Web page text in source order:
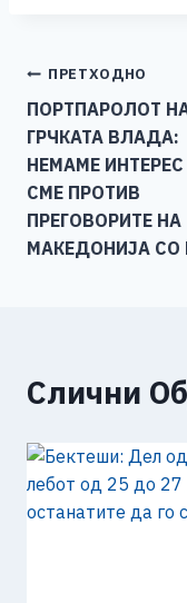
b
o
o
k
n
g
er
Навигација
на
напис
ПРЕТХОДНО
ПОРТПАРОЛОТ
ГРЧКАТА ВЛАДА:
НЕМАМЕ
СМЕ ПРОТИВ
ПРЕГОВОРИТЕ НА
МАКЕДОНИЈА СО
Слични